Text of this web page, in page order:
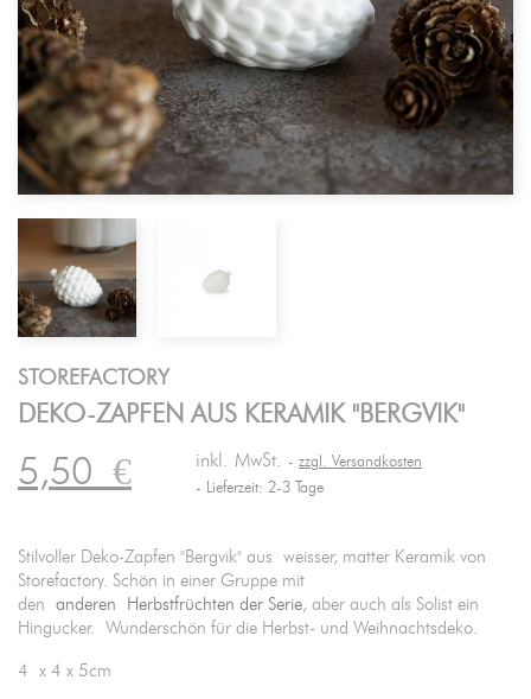
STOREFACTORY
DEKO-ZAPFEN AUS KERAMIK "BERGVIK"
5,50€ inkl. MwSt.
zzgl. Versandkosten
Lieferzeit: 2-3 Tage
Stilvoller Deko-Zapfen "Bergvik" aus weisser, matter Keramik von
Storefactory. Schön in einer Gruppe mit
den anderen Herbstfrüchten der Serie, aber auch als Solist ein
Hingucker. Wunderschön für die Herbst- und Weihnachtsdeko.
4 x 4 x 5cm